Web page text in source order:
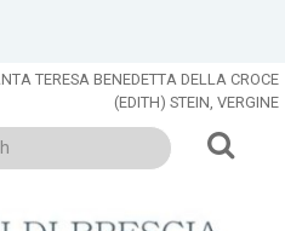
TERESA BENEDETTA DELLA CROCE
(EDITH) STEIN, VERGINE